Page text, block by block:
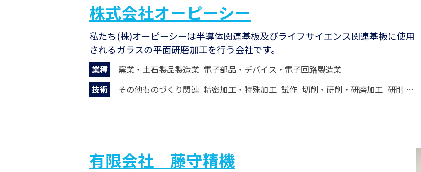
株式会社オーピーシー
私たち(株)オーピーシーは半導体関連基板及びライフサイエンス関連基板に使用
されるガラスの平面研磨加工を行う会社です。
業種 窯業・土石製品製造業 電子部品・デバイス・電子回路製造業
技術
その他ものづくり関連 精密加工・特殊加工 試作 切削・研削・研磨加工 研削 研磨
有限会社 藤守精機